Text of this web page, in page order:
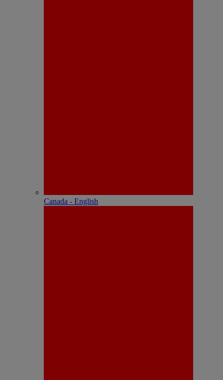
Canada - English